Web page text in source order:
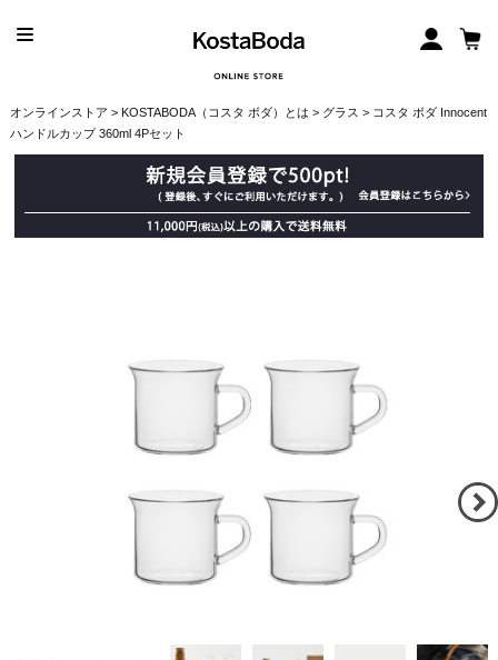
オンラインストア > KOSTABODA（コスタ ボダ）とは > グラス > コスタ ボダ Innocent
ハンドルカップ 360ml 4Pセット